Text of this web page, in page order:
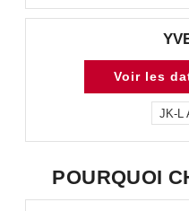
Voir les
JK-L
POURQUOI